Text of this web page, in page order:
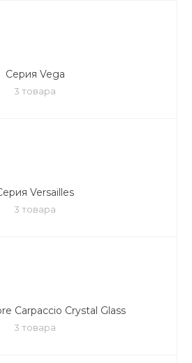
Серия Vega
3 товара
Versailles
3 товара
Carpaccio Crystal Glass
3 товара